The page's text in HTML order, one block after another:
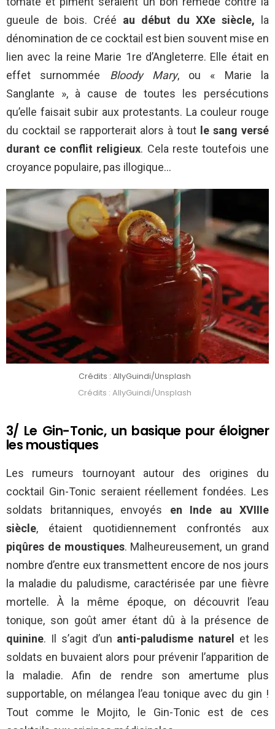
gueule de bois. Créé au début du XXe siècle, la
dénomination de ce cocktail est bien souvent mise en
lien avec la reine Marie 1re d’Angleterre. Elle était en
effet surnommée Bloody Mary, ou « Marie la
Sanglante », à cause de toutes les persécutions
qu’elle faisait subir aux protestants. La couleur rouge
du cocktail se rapporterait alors à tout le sang versé
durant ce conflit religieux. Cela reste toutefois une
croyance populaire, pas illogique…
Crédits : AllyGuindi/Unsplash
Crédits : AllyGuindi/Unsplash
3/ Le Gin-Tonic, un basique pour éloigner
les moustiques
Les rumeurs tournoyant autour des origines du
cocktail Gin-Tonic seraient réellement fondées. Les
soldats britanniques, envoyés en Inde
au XVIIIe
siècle, étaient quotidiennement confrontés aux
piqûres de moustiques. Malheureusement, un grand
nombre d’entre eux transmettent encore de nos jours
la maladie du paludisme, caractérisée par une fièvre
mortelle. À la même époque, on découvrit l’eau
tonique, son goût amer étant dû à la présence de
quinine. Il s’agit d’un anti-paludisme naturel
et les
soldats en buvaient alors pour prévenir l’apparition de
la maladie. Afin de rendre son amertume plus
supportable, on mélangea l’eau tonique avec du gin !
Tout comme le Mojito, le Gin-Tonic est de ces